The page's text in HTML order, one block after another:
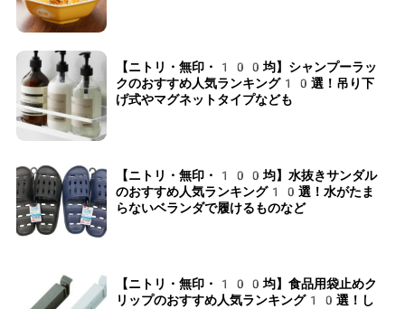
【ニトリ・無印・100均】シャンプーラッ
クのおすすめ人気ランキング10選！吊り下
げ式やマグネットタイプなども
【ニトリ・無印・100均】水抜きサンダル
のおすすめ人気ランキング10選！水がたま
らないベランダで履けるものなど
【ニトリ・無印・100均】食品用袋止めク
リップのおすすめ人気ランキング10選！し